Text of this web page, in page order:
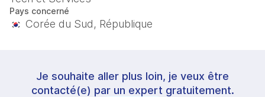
Pays concerné
Corée du Sud, République
Je souhaite aller plus loin, je veux être
contacté(e) par un expert gratuitement.